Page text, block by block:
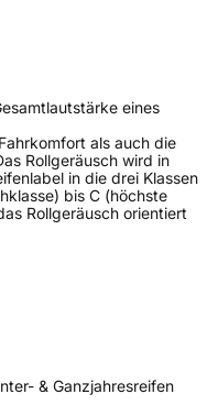
eines
als auch die
Rollgeräusch wird in
in die drei Klassen
bis C (höchste
Rollgeräusch orientiert
& Ganzjahresreifen